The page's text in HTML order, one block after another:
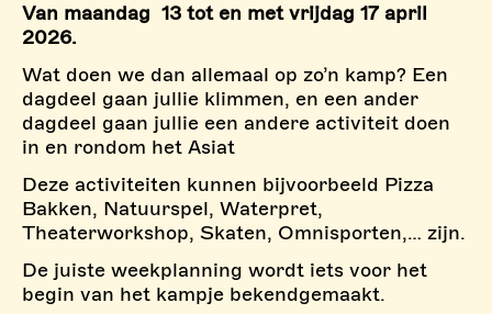
Van maandag 13 tot en met vrijdag 17 april
2026.
Wat doen we dan allemaal op zo’n kamp? Een
dagdeel gaan jullie klimmen, en een ander
dagdeel gaan jullie een andere activiteit doen
in en rondom het Asiat
Deze activiteiten kunnen bijvoorbeeld Pizza
Bakken, Natuurspel, Waterpret,
Theaterworkshop, Skaten, Omnisporten,… zijn.
De juiste weekplanning wordt iets voor het
begin van het kampje bekendgemaakt.